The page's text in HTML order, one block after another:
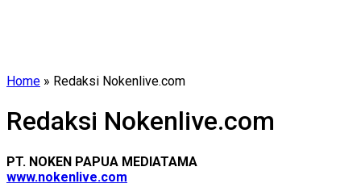
Home » Redaksi Nokenlive.com
Redaksi Nokenlive.com
PT. NOKEN PAPUA MEDIATAMA
www.nokenlive.com